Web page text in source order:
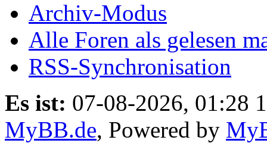
Archiv-Modus
Alle Foren als gelesen
RSS-Synchronisation
Es ist: 07-08-2026, 01:28 1
MyBB.de, Powered by